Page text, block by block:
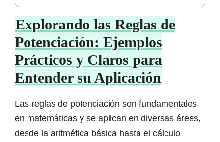
Explorando las Reglas de
Potenciación: Ejemplos
Prácticos y Claros para
Entender su Aplicación
Las reglas de potenciación son fundamentales
en matemáticas y se aplican en diversas áreas,
desde la aritmética básica hasta el cálculo